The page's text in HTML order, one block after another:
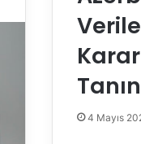
4 Mayıs